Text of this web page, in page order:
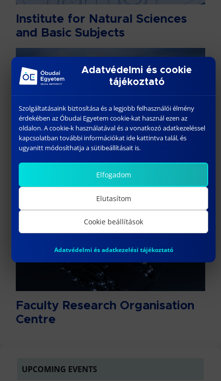
Institute for Natural Sciences
and Basic Subjects
Centre of Adult Education
Faculty Research Organisation
Centre
UPCOMING EVENTS
Adatvédelmi és cookie
tájékoztató
Szolgáltatásaink biztosítása és a legjobb felhasználói élmény
érdekében az Óbudai Egyetem cookie-kat használ ezen az
oldalon. A cookie-k használatával és a vonatkozó adatkezeléssel
kapcsolatban további információkat ide kattintva talál, és
ugyanitt módosíthatja a sütibeállításait is.
Elfogadom
Elutasítom
Cookie beállítások
Adatvédelmi és adatkezelési tájékoztató